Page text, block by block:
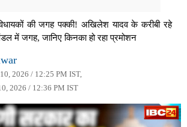
की जगह पक्की! अखिलेश यादव के करीबी रहे
में जगह, जानिए किनका हो रहा प्रमोशन
2026 / 12:25 PM IST,
2026 / 12:36 PM IST